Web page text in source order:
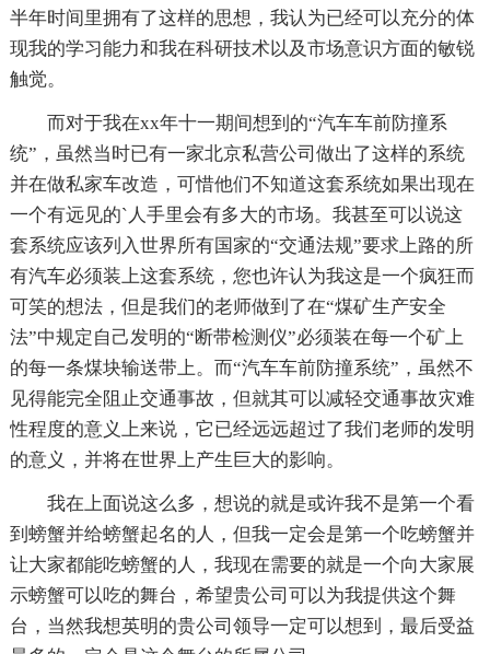
半年时间里拥有了这样的思想，我认为已经可以充分的体
现我的学习能力和我在科研技术以及市场意识方面的敏锐
触觉。
而对于我在xx年十一期间想到的“汽车车前防撞系
统”，虽然当时已有一家北京私营公司做出了这样的系统
并在做私家车改造，可惜他们不知道这套系统如果出现在
一个有远见的`人手里会有多大的市场。我甚至可以说这
套系统应该列入世界所有国家的“交通法规”要求上路的所
有汽车必须装上这套系统，您也许认为我这是一个疯狂而
可笑的想法，但是我们的老师做到了在“煤矿生产安全
法”中规定自己发明的“断带检测仪”必须装在每一个矿上
的每一条煤块输送带上。而“汽车车前防撞系统”，虽然不
见得能完全阻止交通事故，但就其可以减轻交通事故灾难
性程度的意义上来说，它已经远远超过了我们老师的发明
的意义，并将在世界上产生巨大的影响。
我在上面说这么多，想说的就是或许我不是第一个看
到螃蟹并给螃蟹起名的人，但我一定会是第一个吃螃蟹并
让大家都能吃螃蟹的人，我现在需要的就是一个向大家展
示螃蟹可以吃的舞台，希望贵公司可以为我提供这个舞
台，当然我想英明的贵公司领导一定可以想到，最后受益